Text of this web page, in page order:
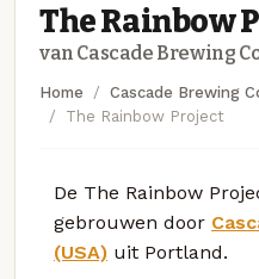
The Rainbow
van Cascade Brewing
Home
Cascade Brewing
The Rainbow Project
De The Rainbow
gebrouwen door
(USA) uit Portland.